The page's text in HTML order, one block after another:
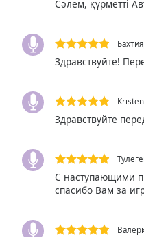
descriptions
selected
subtitles
settings,
opens
settings
dialog
subtitles
Сәлем, құрметті
Здравствуйте!
Здравствуйте
С наступающими
спасибо Вам за